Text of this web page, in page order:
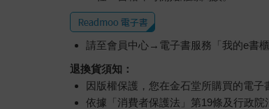
請至會員中心→電子書服務「我的e書
退換貨須知：
因版權保護，您在金石堂所購買的電
依據「消費者保護法」第19條及行政